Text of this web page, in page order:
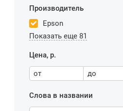
Производитель
Epson
Показать еще 81
Цена, р.
от до
Слова в названии